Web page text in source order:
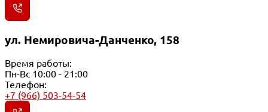
ул. Немировича-Данченко, 158
Время работы:
Пн-Вс 10:00 - 21:00
Телефон:
+7 (966) 503-54-54